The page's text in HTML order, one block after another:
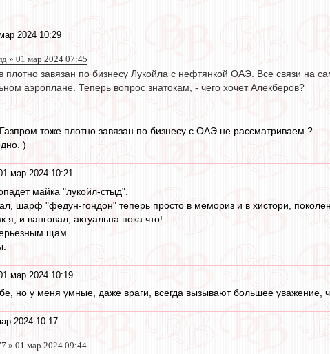
2024 10:29
» 01 мар 2024 07:45
плотно завязан по бизнесу Лукойла с нефтянкой ОАЭ. Все связи на
аэроплане. Теперь вопрос знатокам, - чего хочет Алекберов?
тоже плотно завязан по бизнесу с ОАЭ не рассматриваем ?
)
мар 2024 10:21
майка "лукойл-стыд".
шарф "федун-гондон" теперь просто в мемориз и в хистори,
я, и ванговал, актуальна пока что!
щам.....
мар 2024 10:19
но у меня умные, даже враги, всегда вызывают большее уважение,
2024 10:17
» 01 мар 2024 09:44